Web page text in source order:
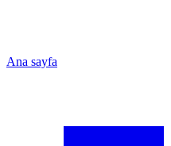
Ana sayfa